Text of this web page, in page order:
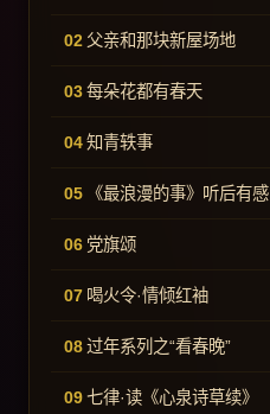
父亲和那块新屋场地
每朵花都有春天
知青轶事
《最浪漫的事》听后有感
党旗颂
喝火令·情倾红袖
过年系列之“看春晚”
七律·读《心泉诗草续》